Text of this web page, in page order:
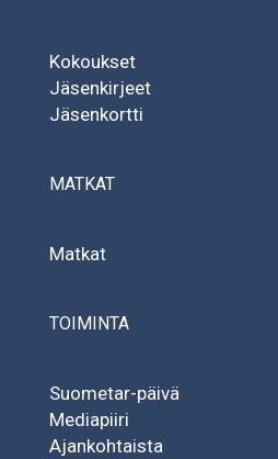
Kokoukset
Jäsenkirjeet
Jäsenkortti
MATKAT
Matkat
TOIMINTA
Suometar-päivä
Mediapiiri
Ajankohtaista